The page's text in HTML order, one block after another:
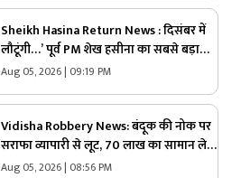
Sheikh Hasina Return News : दिसंबर में
लौटूंगी…’ पूर्व PM शेख हसीना का सबसे बड़ा
ऐलान! प्रेस कॉन्फ्रेंस में खोले ऐसे राज, मच
Aug 05, 2026 | 09:19 PM
Vidisha Robbery News: बंदूक की नोक पर
सराफा व्यापारी से लूट, 70 लाख का सामान ले
उड़े लुटेरे, जाते-जाते मार दी गोली
Aug 05, 2026 | 08:56 PM